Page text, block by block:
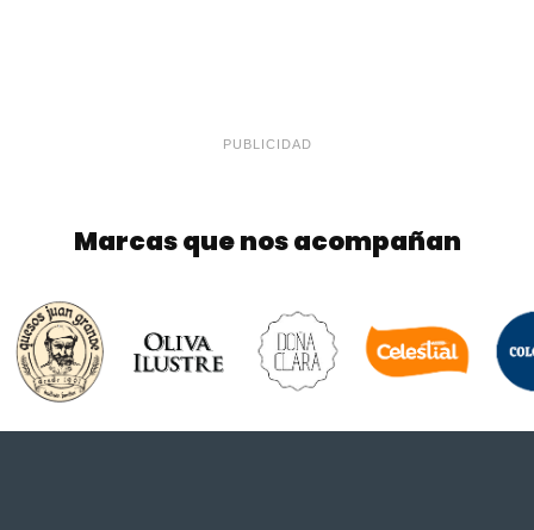
PUBLICIDAD
Marcas que nos acompañan